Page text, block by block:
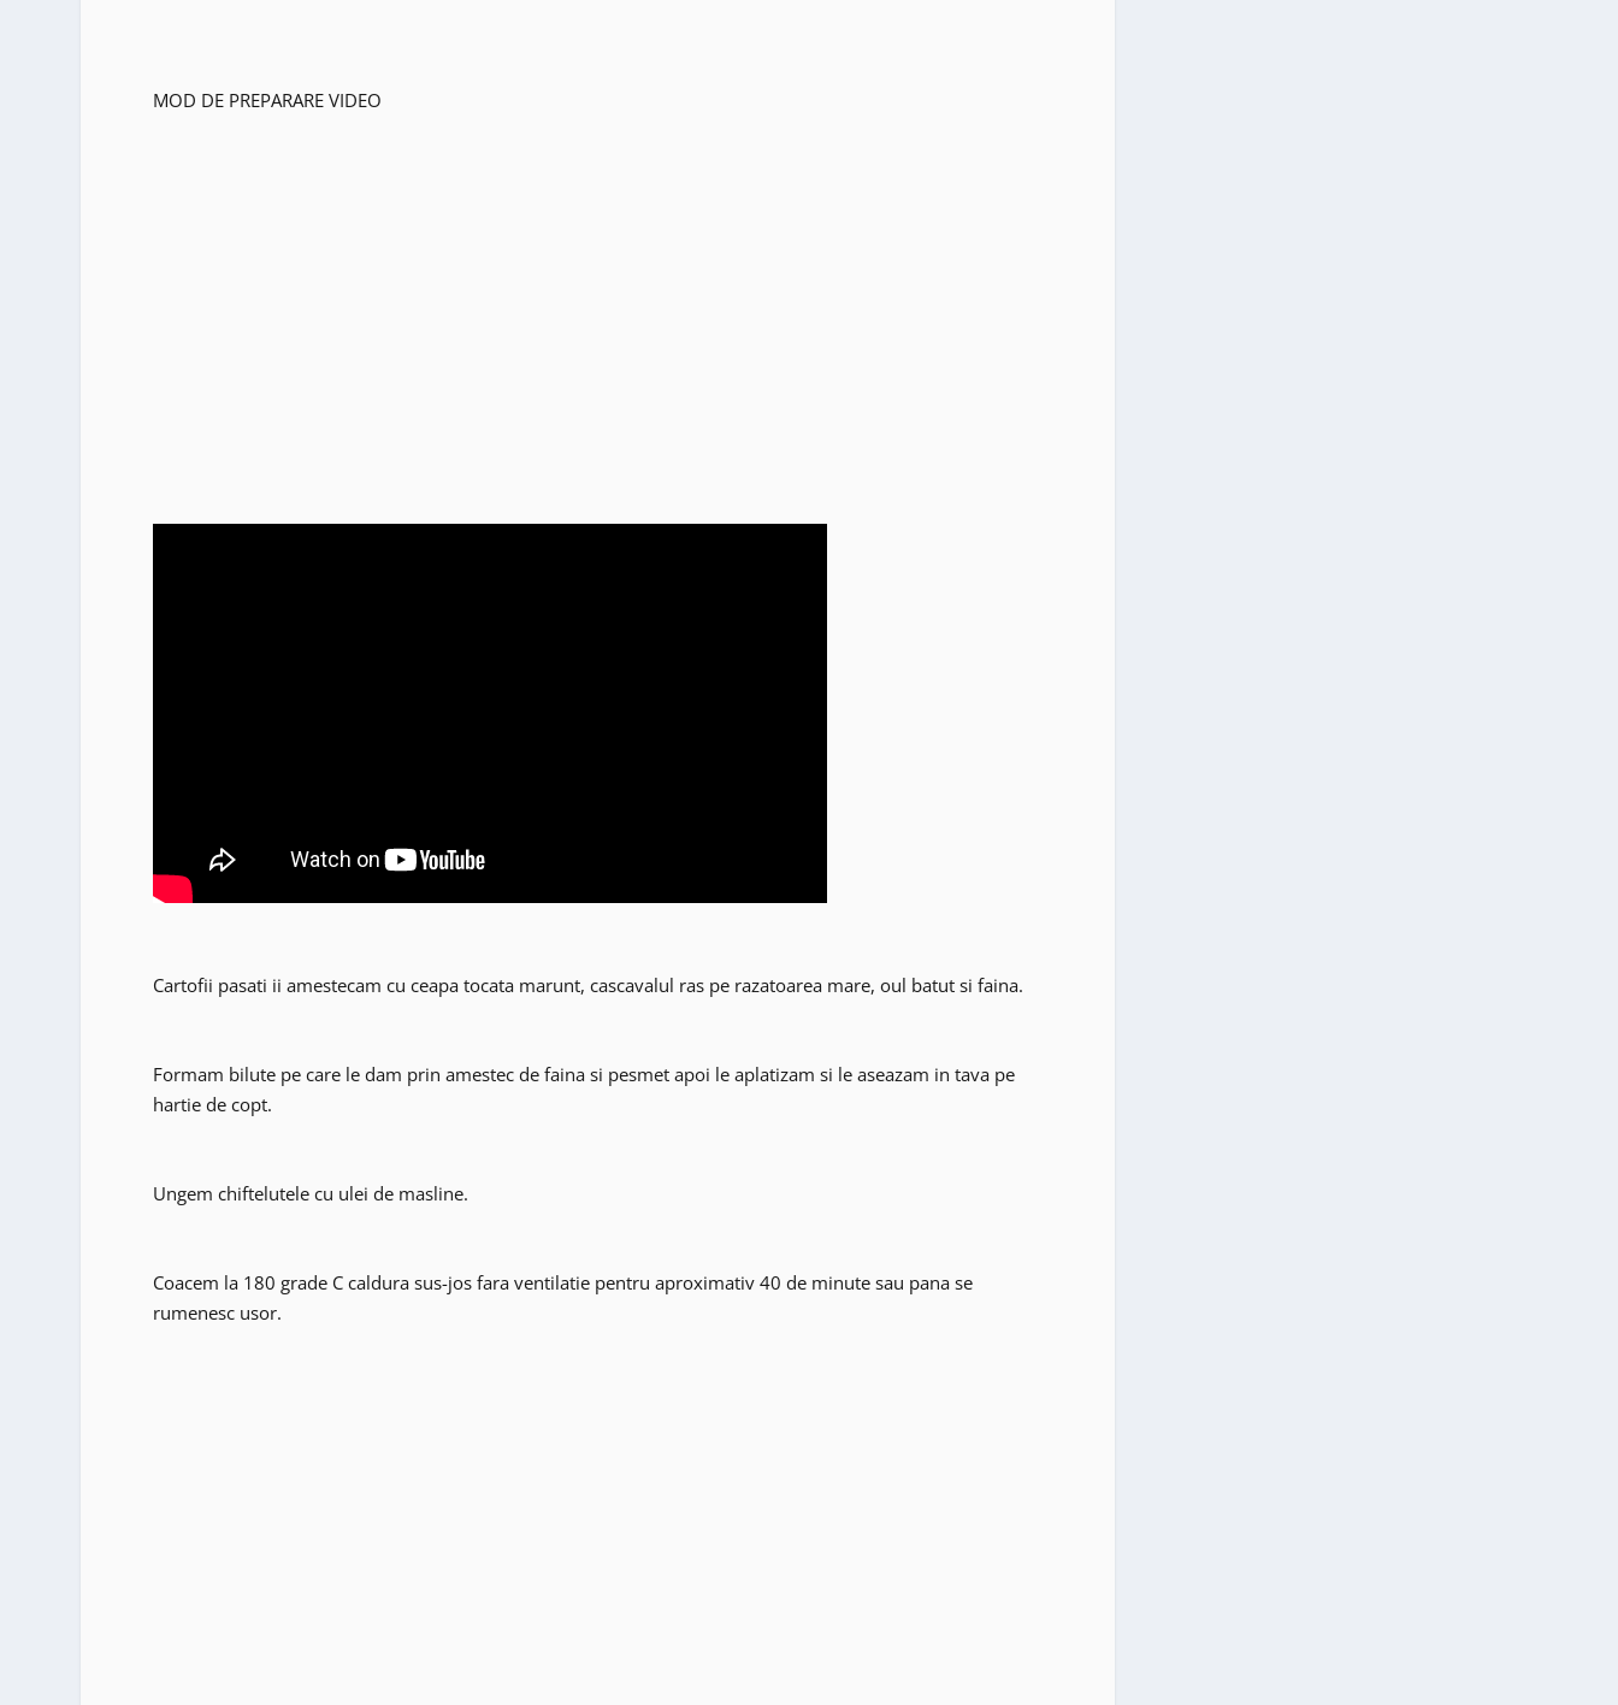
MOD DE PREPARARE VIDEO
Cartofii pasati ii amestecam cu ceapa tocata marunt, cascavalul ras pe razatoarea mare, oul batut si faina.
Formam bilute pe care le dam prin amestec de faina si pesmet apoi le aplatizam si le aseazam in tava pe
hartie de copt.
Ungem chiftelutele cu ulei de masline.
Coacem la 180 grade C caldura sus-jos fara ventilatie pentru aproximativ 40 de minute sau pana se
rumenesc usor.